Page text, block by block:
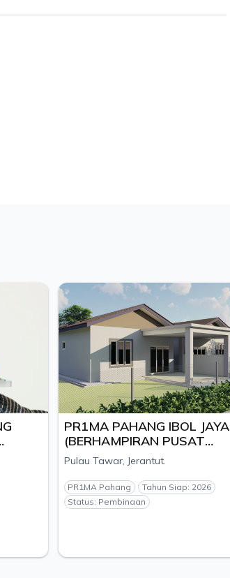
PR1MA PAHANG IBOL JAYA
(BERHAMPIRAN PUSAT
PENYELIDIKAN TEKAM),
MUKIM PULAU TAWAR,
DAERAH JERANTUT, NEGERI
PAHANG
Pulau Tawar, Jerantut.
PR1MA Pahang
Tahun Siap: 2026
Status: Pembinaan